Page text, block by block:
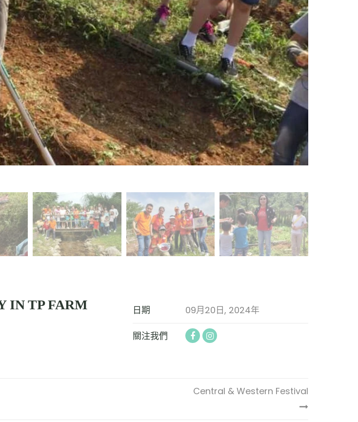
IN TP FARM 日期 09月20日, 2024年
關注我們
Central & Western Festival